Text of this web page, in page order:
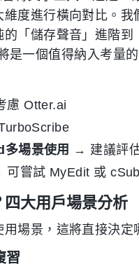
維度進行橫向對比。
「儲存聲音」進階
是一個值得納入考量的
Otter.ai
場景使用 → 建議評
可嘗試 MyEdit 或
大用戶場景分析
場景，這將直接決定
習